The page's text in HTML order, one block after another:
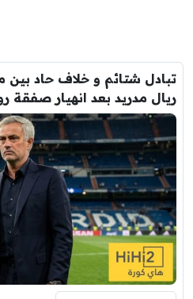
تبادل شتائم و خلاف حاد بين
ريال مدريد بعد انهيار صفقة